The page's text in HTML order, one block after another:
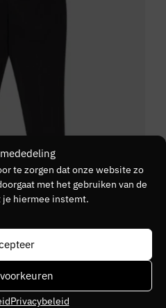
te zorgen dat onze website zo
met het gebruiken van de
je hiermee instemt.
Privacybeleid
Super Skinny Fit